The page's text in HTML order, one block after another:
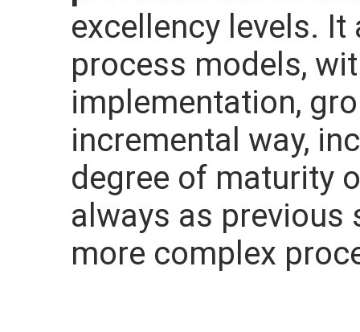
excellency levels.
process models,
implementation,
incremental way,
degree of maturity
always as previous
more complex